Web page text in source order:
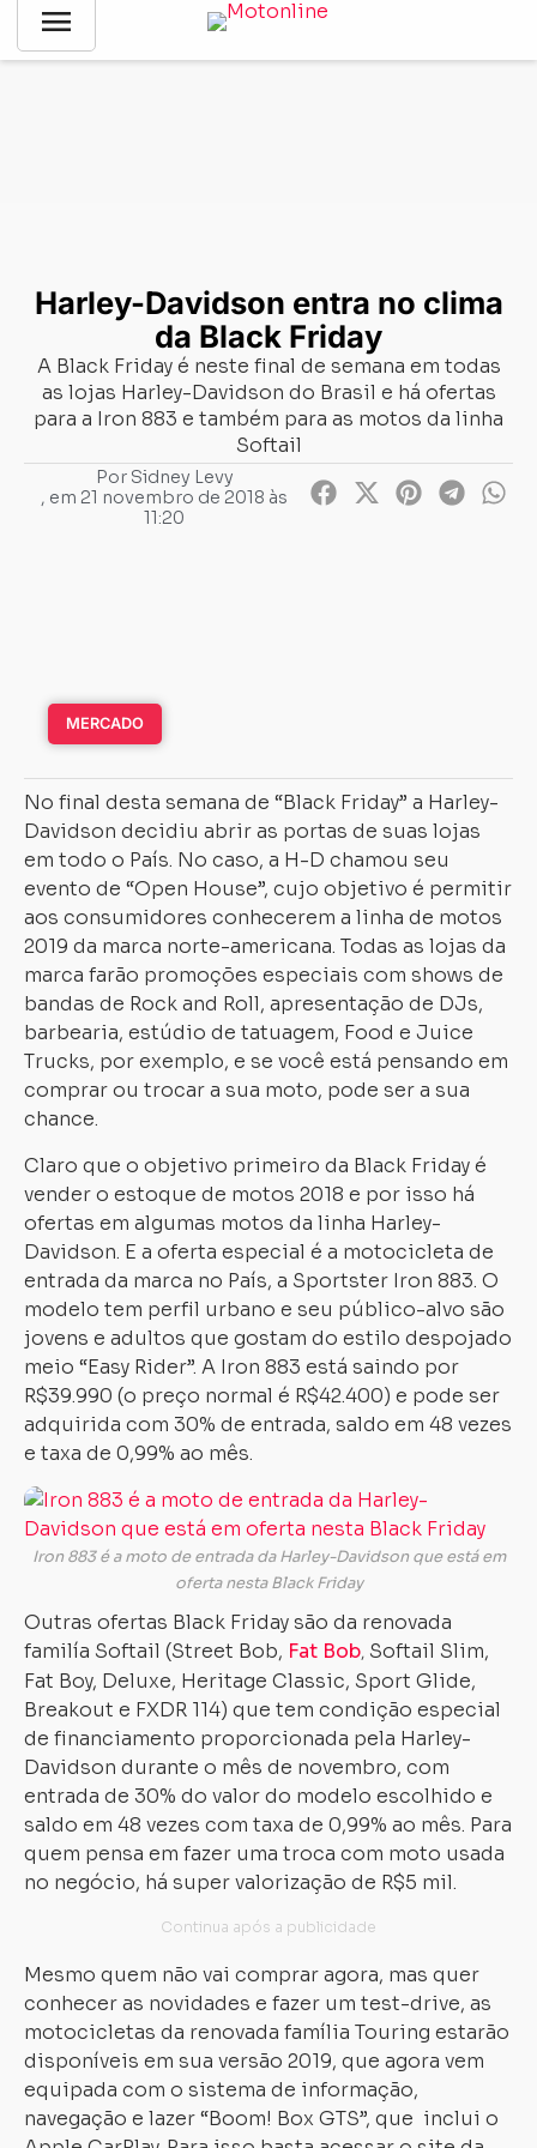
menu
Notícias
Harley-Davidson entra no clima da Black
Harley-Davidson entra no clima
da Black Friday
A Black Friday é neste final de semana em todas
as lojas Harley-Davidson do Brasil e há ofertas
para a Iron 883 e também para as motos da linha
Softail
PorSidney Levy
, em 21 novembro de 2018 às
11:20
MERCADO
No final desta semana de “Black Friday” a Harley-
Davidson decidiu abrir as portas de suas lojas
em todo o País. No caso, a H-D chamou seu
evento de “Open House”, cujo objetivo é permitir
aos consumidores conhecerem a linha de motos
2019 da marca norte-americana. Todas as lojas da
marca farão promoções especiais com shows de
bandas de Rock and Roll, apresentação de DJs,
barbearia, estúdio de tatuagem, Food e Juice
Trucks, por exemplo, e se você está pensando em
comprar ou trocar a sua moto, pode ser a sua
chance.
Claro que o objetivo primeiro da Black Friday é
vender o estoque de motos 2018 e por isso há
ofertas em algumas motos da linha Harley-
Davidson. E a oferta especial é a motocicleta de
entrada da marca no País, a Sportster Iron 883. O
modelo tem perfil urbano e seu público-alvo são
jovens e adultos que gostam do estilo despojado
meio “Easy Rider”. A Iron 883 está saindo por
R$39.990 (o preço normal é R$42.400) e pode ser
adquirida com 30% de entrada, saldo em 48 vezes
e taxa de 0,99% ao mês.
Iron 883 é a moto de entrada da Harley-Davidson que está em
oferta nesta Black Friday
Outras ofertas Black Friday são da renovada
familía Softail (Street Bob, Fat Bob, Softail Slim,
Fat Boy, Deluxe, Heritage Classic, Sport Glide,
Breakout e FXDR 114) que tem condição especial
de financiamento proporcionada pela Harley-
Davidson durante o mês de novembro, com
entrada de 30% do valor do modelo escolhido e
saldo em 48 vezes com taxa de 0,99% ao mês. Para
quem pensa em fazer uma troca com moto usada
no negócio, há super valorização de R$5 mil.
Mesmo quem não vai comprar agora, mas quer
conhecer as novidades e fazer um test-drive, as
motocicletas da renovada família Touring estarão
disponíveis em sua versão 2019, que agora vem
equipada com o sistema de informação,
navegação e lazer “Boom! Box GTS”, que inclui o